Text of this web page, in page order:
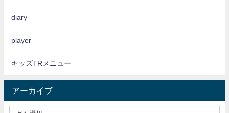
diary
player
キッズTRメニュー
アーカイブ